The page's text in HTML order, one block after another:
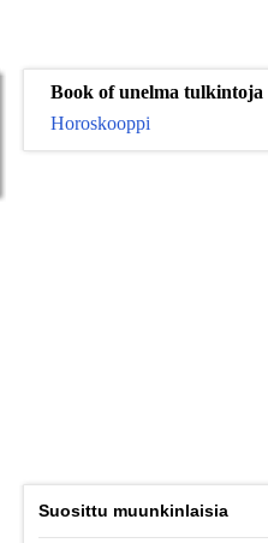
Book of unelma tulkintoja
Horoskooppi
Suosittu muunkinlaisia